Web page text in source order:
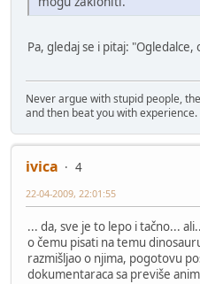
Pa, gledaj se i pitaj: "Ogledalce,
Never argue with stupid people,
and then beat you with
ivica
4
22-04-2009, 22:01:55
... da, sve je to lepo i tačno...
o čemu pisati na temu
razmišljao o njima, pogotovu
dokumentaraca sa previše